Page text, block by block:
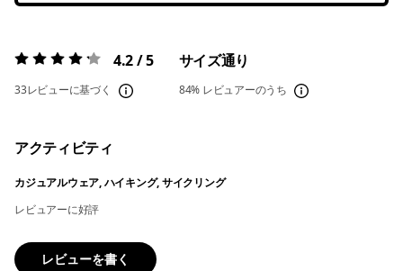
評価:4.2 / 5 4.2 / 5
33レビューに基づく
サイズ通り
84% レビュアーのうち
アクティビティ
カジュアルウェア, ハイキング, サイクリング
レビュアーに好評
レビューを書く